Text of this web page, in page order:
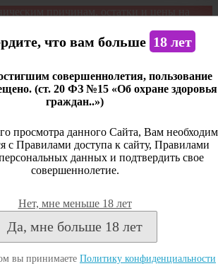
причинам, остатки и цены на
Дистанционная продажа не
что вам больше 18 лет
совершеннолетия, пользование
(ст. 20 ФЗ №15 «Об охране здоровья
граждан..»)
просмотра данного Сайта, Вам
с Правилами доступа к сайту, Правилами
данных и подтвердить свое
совершеннолетие.
Нет, мне меньше 18 лет
Да, мне больше 18 лет
вы принимаете Политику конфиденциальности